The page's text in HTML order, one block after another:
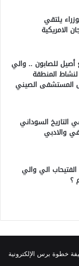
يلتقي
الامريكية
للصابون .. والي
المنطقة
المستشفى الصيني
التاريخ السوداني
والادبي
الي والي
؟
صحيفة خطوة برس الإلكترونية